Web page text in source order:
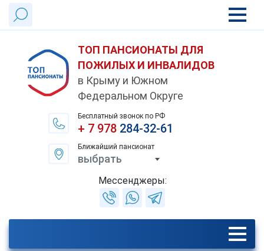
ТОП ПАНСИОНАТЫ ДЛЯ
ПОЖИЛЫХ И ИНВАЛИДОВ
в Крыму и Южном
Федеральном Округе
Бесплатный звонок по РФ
+ 7 978284-32-61
Ближайший пансионат
выбрать
Мессенджеры: